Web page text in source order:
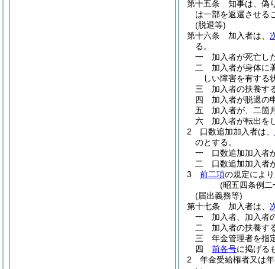
第十五条
知事は、偽
は一部を返還させる
(脱退等)
第十六条
加入者は、
る。
一
加入者が死亡し
二
加入者が身体に
しい障害を有する
三
加入者の扶養す
四
加入者が脱退の
五
加入者が、二箇
六
加入者が転出を
2
口数追加加入者は、
のとする。
一
口数追加加入者
二
口数追加加入者
3
前二項の規定によ
(昭五四条例
(届出義務等)
第十七条
加入者は、
一
加入者、加入者
二
加入者の扶養す
三
年金管理者を指
四
前各号に掲げる
2
年金受給権者又は年